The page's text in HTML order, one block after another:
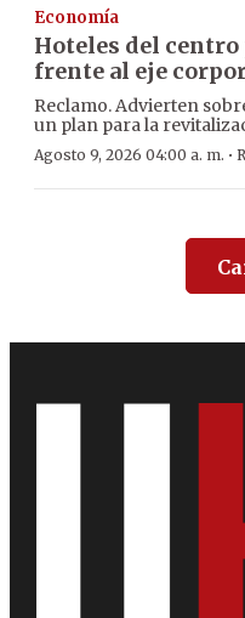
Economía
Hoteles del
frente al eje
Reclamo. Advierten
un plan para la
Agosto 9, 2026 04:00 a. m. ·